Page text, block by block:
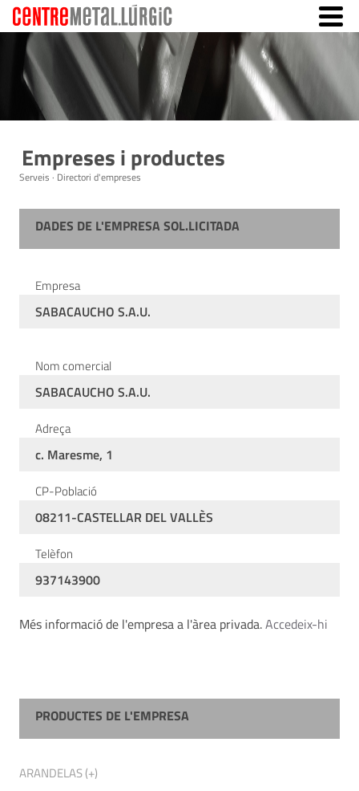
Empreses i productes
Serveis · Directori d'empreses
DADES DE L'EMPRESA SOL.LICITADA
Empresa
SABACAUCHO S.A.U.
Nom comercial
SABACAUCHO S.A.U.
Adreça
c. Maresme, 1
CP-Població
08211-CASTELLAR DEL VALLÈS
Telèfon
937143900
Més informació de l'empresa a l'àrea privada.Accedeix-hi
PRODUCTES DE L'EMPRESA
ARANDELAS (+)